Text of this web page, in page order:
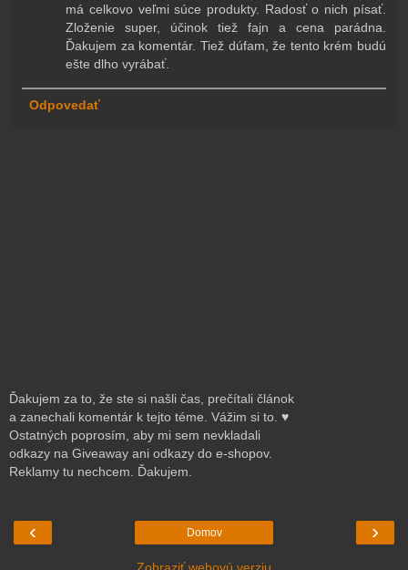
má celkovo veľmi súce produkty. Radosť o nich písať.
Zloženie super, účinok tiež fajn a cena parádna.
Ďakujem za komentár. Tiež dúfam, že tento krém budú
ešte dlho vyrábať.
Odpovedať
Ďakujem za to, že ste si našli čas, prečítali článok
a zanechali komentár k tejto téme. Vážim si to. ♥
Ostatných poprosím, aby mi sem nevkladali
odkazy na Giveaway ani odkazy do e-shopov.
Reklamy tu nechcem. Ďakujem.
‹ ›
Domov